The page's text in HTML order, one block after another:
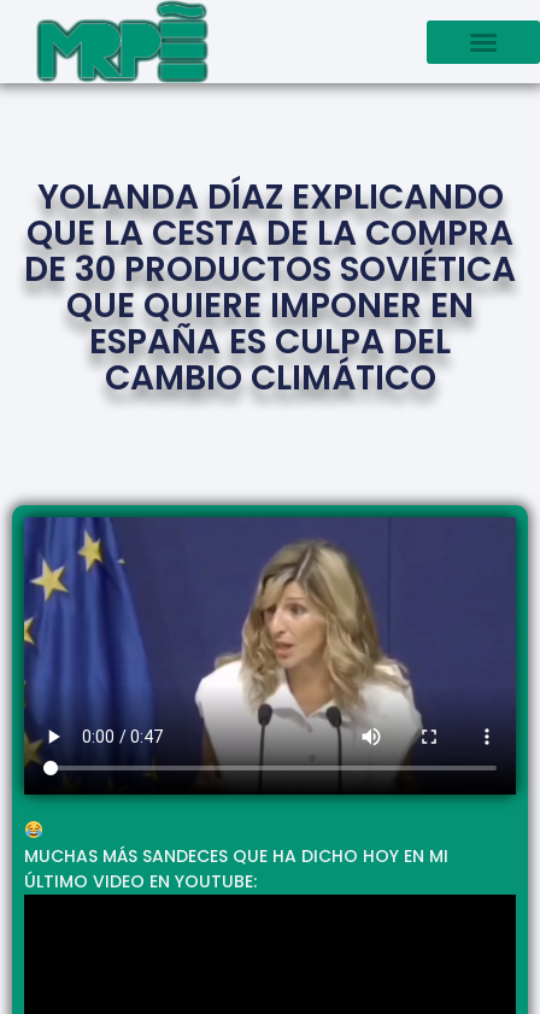
YOLANDA DÍAZ EXPLICANDO
QUE LA CESTA DE LA COMPRA
DE 30 PRODUCTOS SOVIÉTICA
QUE QUIERE IMPONER EN
ESPAÑA ES CULPA DEL
CAMBIO CLIMÁTICO
MUCHAS MÁS SANDECES QUE HA DICHO HOY EN MI
ÚLTIMO VIDEO EN YOUTUBE: